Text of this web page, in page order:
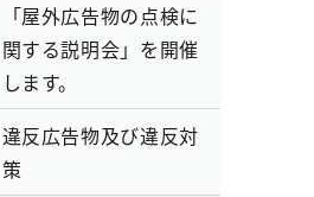
「屋外広告物の点検に
関する説明会」を開催
します。
違反広告物及び違反対
策